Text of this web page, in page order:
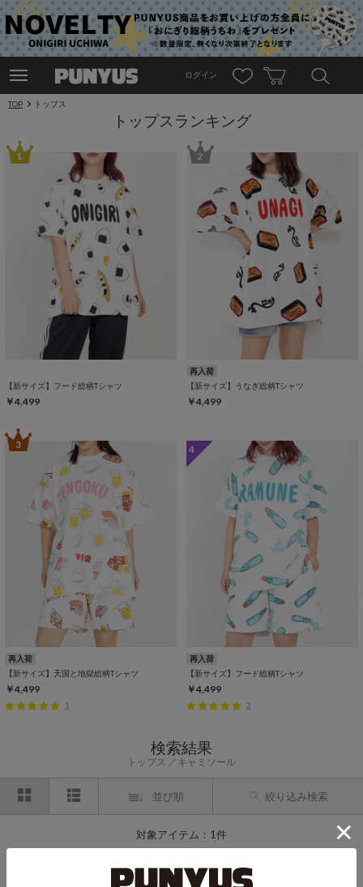
ログイン
TOP トップス
トップスランキング
1
【新サイズ】フード総柄Tシャツ
￥4,499
2
再入荷
【新サイズ】うなぎ総柄Tシャツ
￥4,499
3
再入荷
【新サイズ】天国と地獄総柄Tシャツ
￥4,499
1
4
再入荷
【新サイズ】フード総柄Tシャツ
￥4,499
2
検索結果
トップス キャミソール
並び順 絞り込み検索
対象アイテム：1件